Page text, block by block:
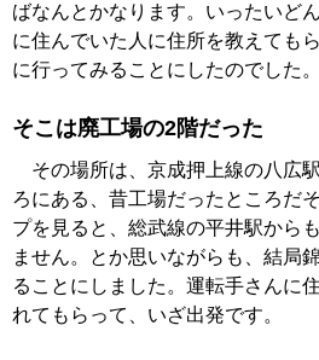
ばなんとかなります。いったいど
に住んでいた人に住所を教えても
に行ってみることにしたのでした。
そこは廃工場の2階だった
その場所は、京成押上線の八広
ろにある、昔工場だったところだ
プを見ると、総武線の平井駅から
ません。とか思いながらも、結局
ることにしました。運転手さんに
れてもらって、いざ出発です。